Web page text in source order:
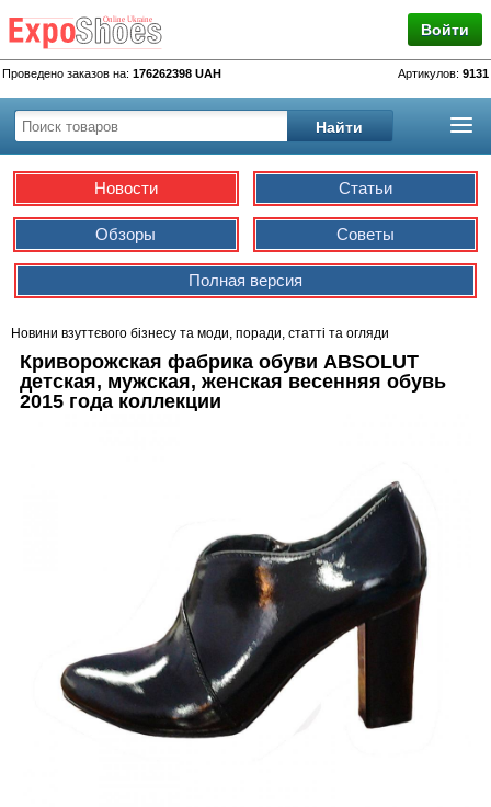
Войти
Проведено заказов на: 176262398 UAH Артикулов: 9131
Новости Статьи
Обзоры Советы
Полная версия
Новини взуттєвого бізнесу та моди, поради, статті та огляди
Криворожская фабрика обуви ABSOLUT
детская, мужская, женская весенняя обувь
2015 года коллекции